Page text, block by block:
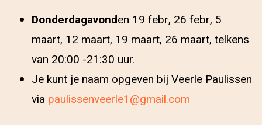
Donderdagavonden 19 febr, 26 febr, 5
maart, 12 maart, 19 maart, 26 maart, telkens
van 20:00 -21:30 uur.
Je kunt je naam opgeven bij Veerle Paulissen
via paulissenveerle1@gmail.com